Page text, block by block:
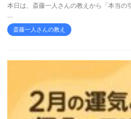
本日は、斎藤一人さんの教えから「本当の
...
斎藤一人さんの教え